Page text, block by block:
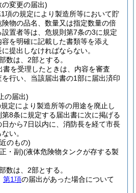
変更の届出)
項の規定により製造所等において貯
物の品名、数量又は指定数量の倍
置者等は、危規則第7条の3に規定
を明確に記載した書類等を添え
提出しなければならない。
数は、2部とする。
書を受理したときは、内容を審査
行い、当該届出書の1部に届出済印
の届出)
定により製造所等の用途を廃止し
8条に規定する届出書に次に掲げる
から7日以内に、消防長を経て市長
い。
のもの)
・副)(液体危険物タンクが存する製
数は、2部とする。
第1項の届出があった場合について